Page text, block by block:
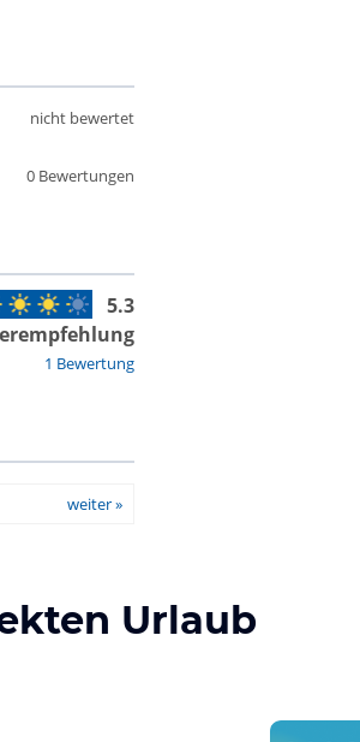
0 Bewertungen
nicht bewertet
1 Bewertung
5.3
weiter »
Urlaub